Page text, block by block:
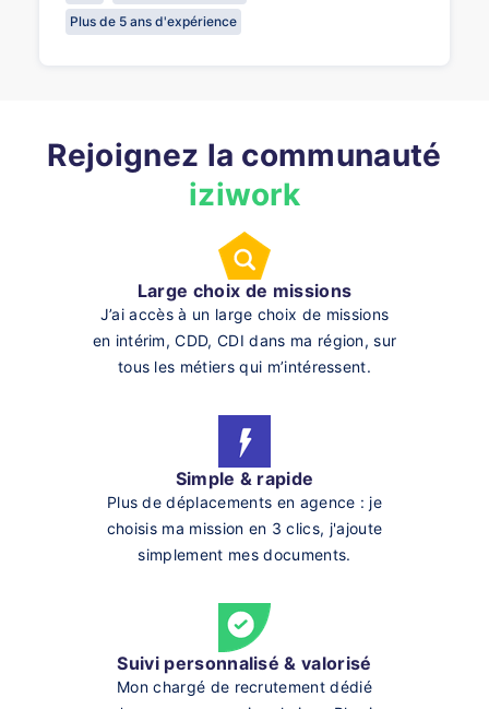
Plus de 5 ans d'expérience
Rejoignez la communauté
iziwork
Large choix de missions
J’ai accès à un large choix de missions
en intérim, CDD, CDI dans ma région, sur
tous les métiers qui m’intéressent.
Simple & rapide
Plus de déplacements en agence : je
choisis ma mission en 3 clics, j'ajoute
simplement mes documents.
Suivi personnalisé & valorisé
Mon chargé de recrutement dédié